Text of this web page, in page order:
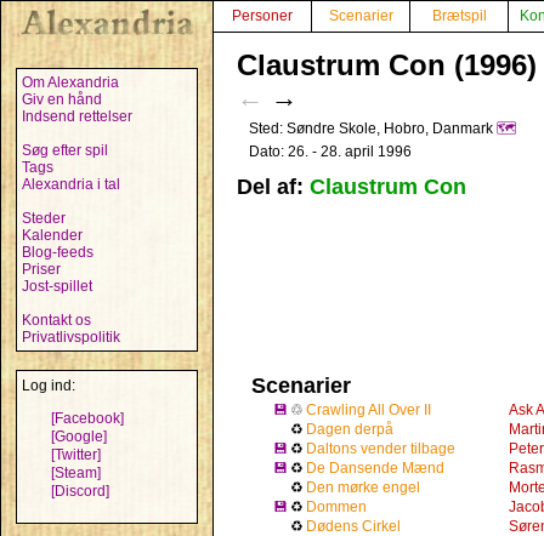
Om Alexandria
Giv en hånd
Indsend rettelser
Søg efter spil
Tags
Alexandria i tal
Steder
Kalender
Blog-feeds
Priser
Jost-spillet
Kontakt os
Privatlivspolitik
Log ind:
[Facebook]
[Google]
[Twitter]
[Steam]
[Discord]
Personer Scenarier Brætspil
Claustrum Con (1996)
← →
Sted: Søndre Skole, Hobro, Danmark 🗺️
Dato: 26. - 28. april 1996
Del af: Claustrum Con
Scenarier
💾 ♲ Crawling All Over II
Ask
♻ Dagen derpå
💾 ♻ Daltons vender tilbage
💾 ♻ De Dansende Mænd
♻ Den mørke engel
💾 ♻ Dommen
♻ Dødens Cirkel